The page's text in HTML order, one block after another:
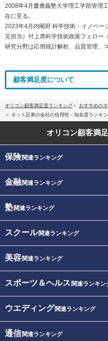
2008年4月慶應義塾大学理工学部管理
在に至る。
2023年4月内閣府 科学技術・イノベー
災担当）付上席科学技術政策フェロー
研究分野は応用統計解析、品質管理、
顧客満足度について
オリコン顧客満足度ランキング おすすめの
ネット証券の会社の信用性・知名度ランキ
オリコン顧客満
保険関連ランキング
金融関連ランキング
塾関連ランキング
スクール関連ランキング
美容関連ランキング
スポーツ＆ヘルス 関連ランキン
ウエディング関連ランキング
通信関連ランキング